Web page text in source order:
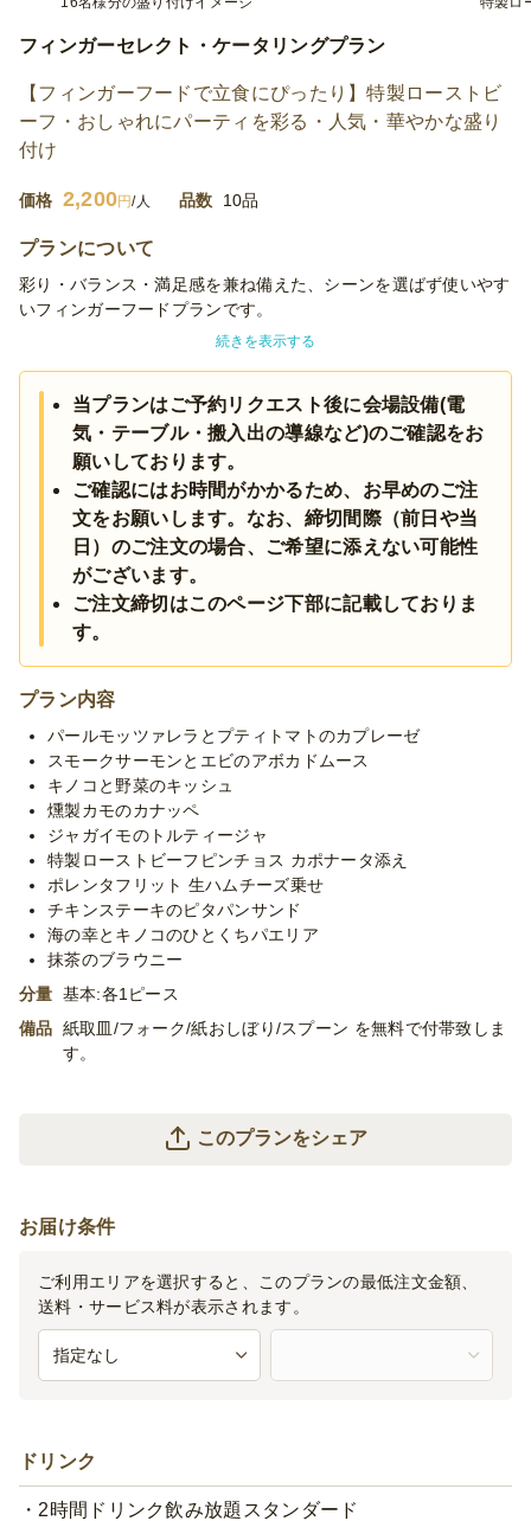
フィンガーセレクト・ケータリングプラン
【フィンガーフードで立食にぴったり】特製ローストビ
ーフ・おしゃれにパーティを彩る・人気・華やかな盛り
付け
価格 2,200円/人 品数 10品
プランについて
彩り・バランス・満足感を兼ね備えた、シーンを選ばず使いやす
いフィンガーフードプランです。
“ひとくちパエリア”は、手軽さと華やかさを両立した人気の一
品。テーブルを彩りながら、しっかり印象にも残ります。
「軽すぎない」「でも重すぎない」ちょうどいい満足感で、パー
ティーやイベントの満足度をぐっと引き上げるラインナップで
※お料理セッティング・撤収分のサービススタッフ人件費はプラ
ン内に含まれております。(スタッフ人数をご指定の場合は別途
人件費が発生する可能性がございます。)
※季節毎の仕入れによりメニューが変わる場合がございます。予
めご了承ください。
続きを表示する
当プランはご予約リクエスト後に会場設備(電
気・テーブル・搬入出の導線など)のご確認をお
願いしております。
ご確認にはお時間がかかるため、お早めのご注
文をお願いします。なお、締切間際（前日や当
日）のご注文の場合、ご希望に添えない可能性
がございます。
ご注文締切はこのページ下部に記載しておりま
す。
プラン内容
パールモッツァレラとプティトマトのカプレーゼ
スモークサーモンとエビのアボカドムース
キノコと野菜のキッシュ
燻製カモのカナッペ
ジャガイモのトルティージャ
特製ローストビーフピンチョス カポナータ添え
ポレンタフリット 生ハムチーズ乗せ
チキンステーキのピタパンサンド
海の幸とキノコのひとくちパエリア
抹茶のブラウニー
分量 基本:各1ピース
備品 紙取皿/フォーク/紙おしぼり/スプーン を無料で付帯致しま
す。
このプランをシェア
お届け条件
ご利用エリアを選択すると、このプランの最低注文金額、
送料・サービス料が表示されます。
ドリンク
2時間ドリンク飲み放題スタンダード